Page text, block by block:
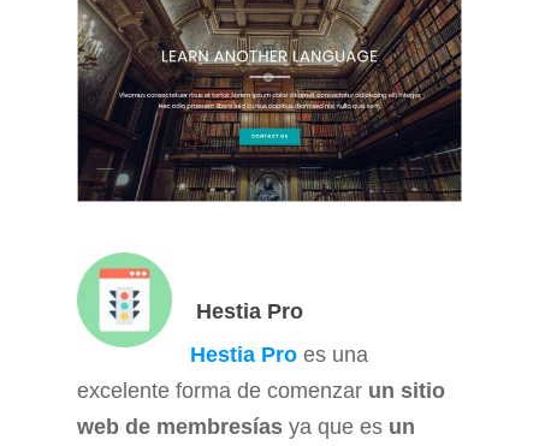
Hestia Pro
Hestia Pro es una
excelente forma de comenzar un sitio
web de membresías ya que es un